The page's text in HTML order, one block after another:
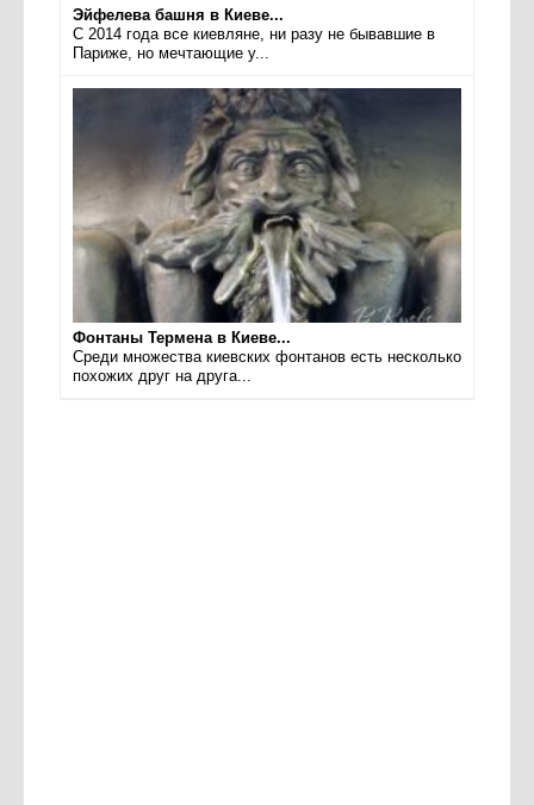
Эйфелева башня в Киеве...
С 2014 года все киевляне, ни разу не бывавшие в
Париже, но мечтающие у...
Фонтаны Термена в Киеве...
Среди множества киевских фонтанов есть несколько
похожих друг на друга...